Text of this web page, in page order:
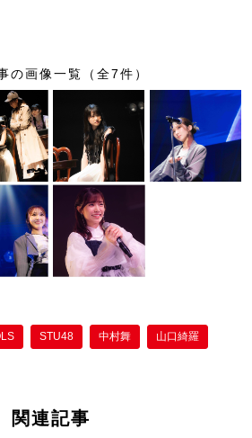
nt
er
e
st
の画像一覧（全7件）
STU48 中村舞 山口綺羅
関連記事